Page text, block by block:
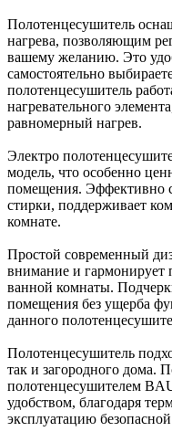
Полотенцесушитель
нагрева, позволяющим
вашему желанию. Это
самостоятельно
полотенцесушитель
нагревательного
равномерный нагрев.
Электро
модель, что особенно
помещения. Эффективно
стирки, поддерживает
комнате.
Простой современный
внимание и гармонирует
ванной комнаты.
помещения без ущерба
данного
Полотенцесушитель
так и загородного дома.
полотенцесушителем
удобством, благодаря
эксплуатацию